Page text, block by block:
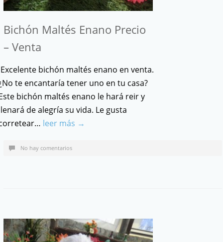
Bichón Maltés Enano Precio
– Venta
bichón maltés enano en venta.
te encantaría tener uno en tu casa?
bichón maltés enano le hará reir y
de alegría su vida. Le gusta
leer más →
No hay comentarios